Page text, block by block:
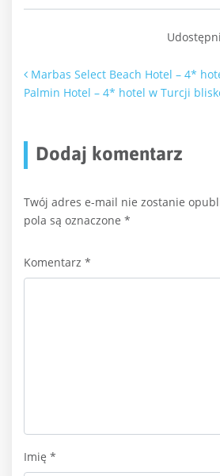
Nawigacja po
Marbas Select Beach Hotel – 4*
Palmin Hotel – 4* hotel w Turcji
Dodaj komentarz
Twój adres e-mail nie zostanie
pola są oznaczone *
Komentarz *
Imię *